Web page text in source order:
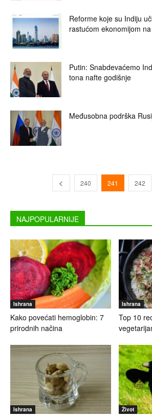
Reforme koje su Indiju
rastućom ekonomijom
Putin: Snabdevaćemo
tona nafte godišnje
Međusobna podrška
240 241 242
NAJPOPULARNIJE
Ishrana
Kako povećati hemoglobin: 7
prirodnih načina
Ishrana
Top 10
Ishrana Život